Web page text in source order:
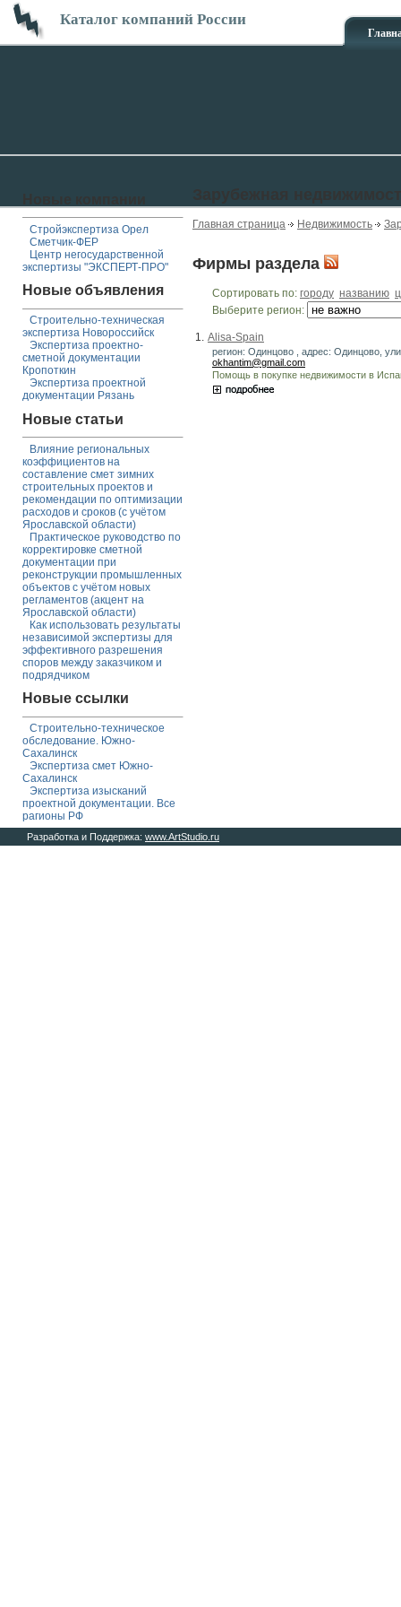
Каталог компаний России
Стройэкспертиза Орел
Сметчик-ФЕР
Центр негосударственной
экспертизы "ЭКСПЕРТ-ПРО"
Новые объявления
Строительно-техническая
экспертиза Новороссийск
Экспертиза проектно-
сметной документации
Кропоткин
Экспертиза проектной
документации Рязань
Новые статьи
Влияние региональных
коэффициентов на
составление смет зимних
строительных проектов и
рекомендации по оптимизации
расходов и сроков (с учётом
Ярославской области)
Практическое руководство по
корректировке сметной
документации при
реконструкции промышленных
объектов с учётом новых
регламентов (акцент на
Ярославской области)
Как использовать результаты
независимой экспертизы для
эффективного разрешения
споров между заказчиком и
подрядчиком
Новые ссылки
Строительно-техническое
обследование. Южно-
Сахалинск
Экспертиза смет Южно-
Сахалинск
Экспертиза изысканий
проектной документации. Все
рагионы РФ
Главная страница Недвижимость
Фирмы раздела
Сортировать по: городу названию
Выберите регион:
1. Alisa-Spain
регион: Одинцово , адрес: Одинцово,
okhantim@gmail.com
Помощь в покупке недвижимости в
Разработка и Поддержка: www.ArtStudio.ru